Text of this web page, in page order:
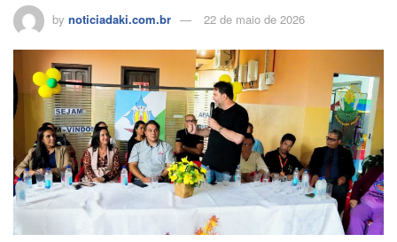
by noticiadaki.com.br 22 de maio de 2026